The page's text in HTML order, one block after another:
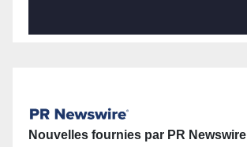
Nouvelles fournies par PR Newswire